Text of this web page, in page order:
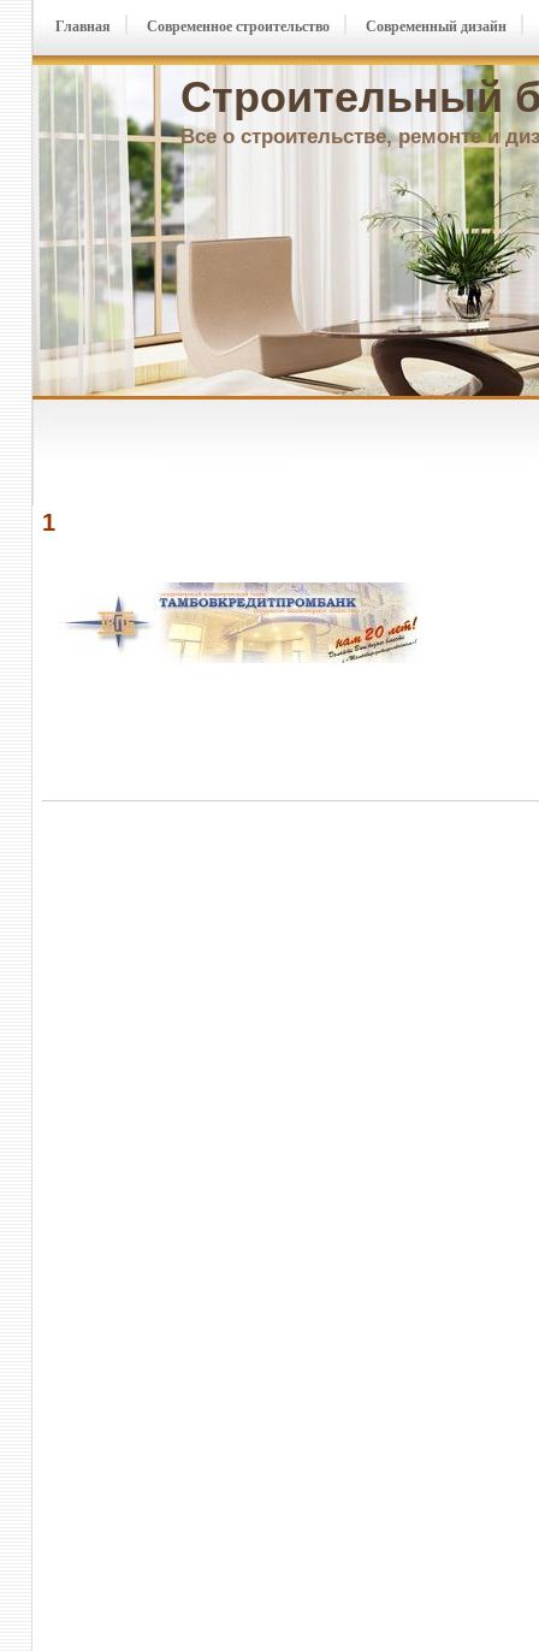
Строительный
Все о строительстве, ремонте и
Главная Современное строительство Современный дизайн
1